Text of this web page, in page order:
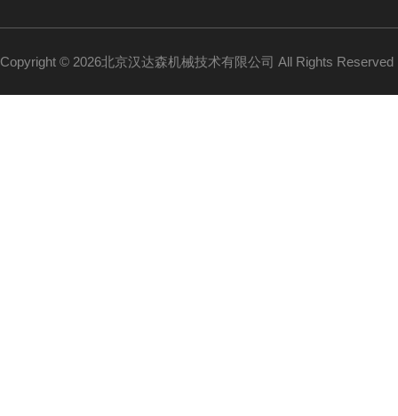
Copyright © 2026北京汉达森机械技术有限公司 All Rights